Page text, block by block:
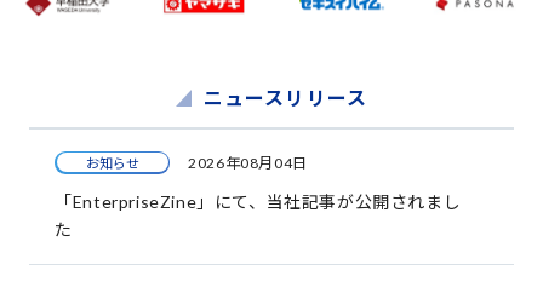
ニュースリリース
お知らせ 2026年08月04日
「EnterpriseZine」にて、当社記事が公開されまし
た